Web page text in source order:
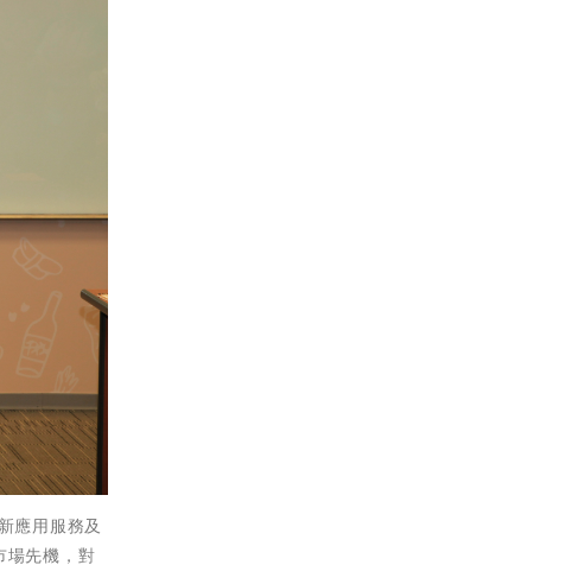
應用服務及
場先機，對